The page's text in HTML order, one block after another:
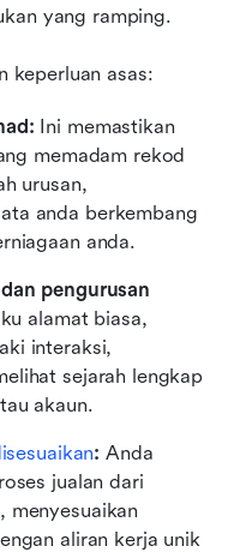
yang ramping.
keperluan asas:
Ini memastikan
memadam rekod
urusan,
anda berkembang
anda.
dan pengurusan
alamat biasa,
interaksi,
sejarah lengkap
akaun.
: Anda
jualan dari
menyesuaikan
aliran kerja unik